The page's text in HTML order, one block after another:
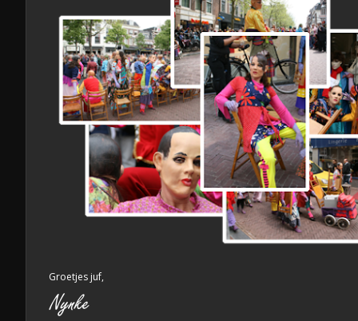
Groetjes juf,